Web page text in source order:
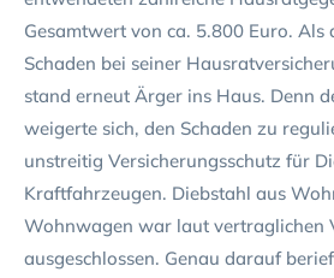
Gesamtwert von ca. 5.800 Euro. Als
Schaden bei seiner
stand erneut Ärger ins Haus. Denn
weigerte sich, den Schaden zu
unstreitig Versicherungsschutz für
Kraftfahrzeugen. Diebstahl aus
Wohnwagen war laut vertraglichen
ausgeschlossen. Genau darauf